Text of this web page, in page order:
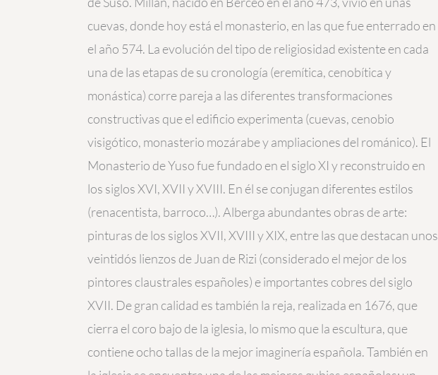
cuevas, donde hoy está el monasterio, en las que fue enterrado en
el año 574. La evolución del tipo de religiosidad existente en cada
una de las etapas de su cronología (eremítica, cenobítica y
monástica) corre pareja a las diferentes transformaciones
constructivas que el edificio experimenta (cuevas, cenobio
visigótico, monasterio mozárabe y ampliaciones del románico). El
Monasterio de Yuso fue fundado en el siglo XI y reconstruido en
los siglos XVI, XVII y XVIII. En él se conjugan diferentes estilos
(renacentista, barroco…). Alberga abundantes obras de arte:
pinturas de los siglos XVII, XVIII y XIX, entre las que destacan unos
veintidós lienzos de Juan de Rizi (considerado el mejor de los
pintores claustrales españoles) e importantes cobres del siglo
XVII. De gran calidad es también la reja, realizada en 1676, que
cierra el coro bajo de la iglesia, lo mismo que la escultura, que
contiene ocho tallas de la mejor imaginería española. También en